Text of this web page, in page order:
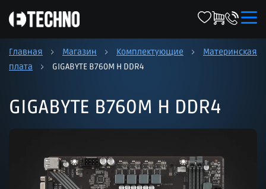
Главная Магазин Комплектующие
Материнская
плата
GIGABYTE B760M H DDR4
GIGABYTE B760M H DDR4